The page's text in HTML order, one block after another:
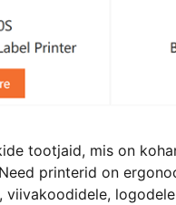
tootjaid, mis on
printerid on